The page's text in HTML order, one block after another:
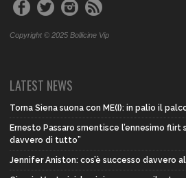
Copyright © 2025 Bollicine Vip
LATEST NEWS
Torna Siena suona con ME(I): in palio il
Ernesto Passaro smentisce l’ennesimo flirt
davvero di tutto”
Jennifer Aniston: cos’è successo davvero